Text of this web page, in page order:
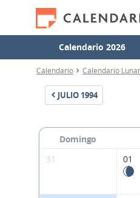
Calendario 2026
Calendario Calendario
JULIO 1994
Domingo
31
01